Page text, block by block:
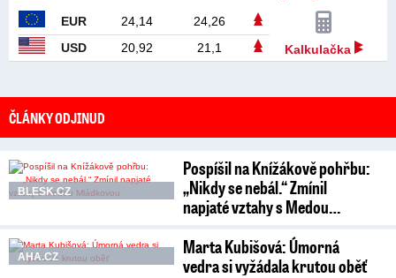
EUR 24,14
24,26
USD
20,92 21,1 Kalkulačka
ČLÁNKY ODJINUD
BLESK.CZ
Pospíšil na Knížákově pohřbu:
„Nikdy se nebál.“ Zmínil
napjaté vztahy s Medou…
AHA.CZ
Marta Kubišová: Úmorná
vedra si vyžádala krutou oběť